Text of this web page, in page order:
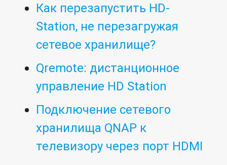
Как перезапустить HD-
Station, не перезагружая
сетевое хранилище?
Qremote: дистанционное
управление HD Station
Подключение сетевого
хранилища QNAP к
телевизору через порт HDMI